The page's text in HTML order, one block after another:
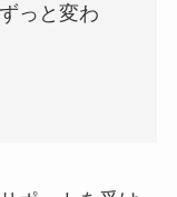
っと変わ